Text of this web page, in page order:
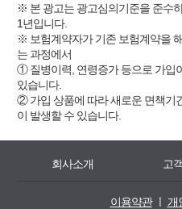
※ 본 광고는 광고심의기준을 준수
1년입니다.
※ 보험계약자가 기존 보험계약을
는 과정에서
① 질병이력, 연령증가 등으로 가입
있습니다.
② 가입 상품에 따라 새로운 면책기
이 발생할 수 있습니다.
회사소개 고
이용약관ㅣ 개